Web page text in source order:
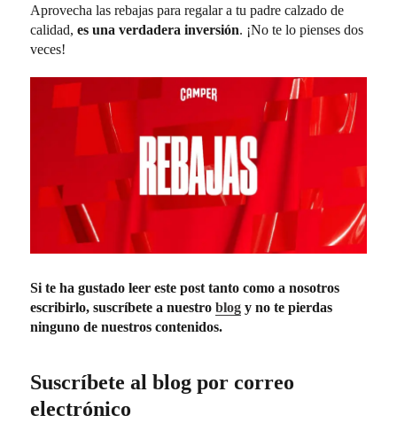
Aprovecha las rebajas para regalar a tu padre calzado de
calidad,es una verdadera inversión. ¡No te lo pienses dos
veces!
Si te ha gustado leer este post tanto como a nosotros
escribirlo, suscríbete a nuestroblog y no te pierdas
ninguno de nuestros contenidos.
Suscríbete al blog por correo
electrónico